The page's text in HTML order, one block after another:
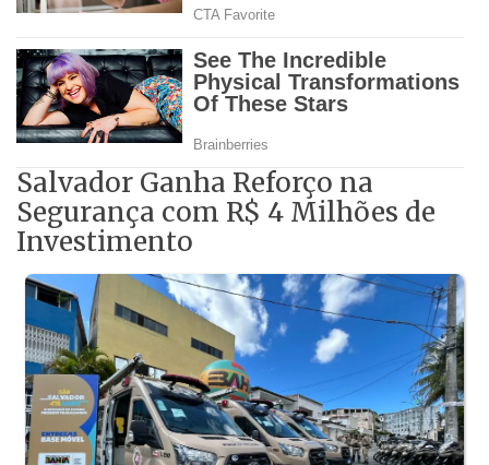
Salvador Ganha Reforço na
Segurança com R$ 4 Milhões de
Investimento